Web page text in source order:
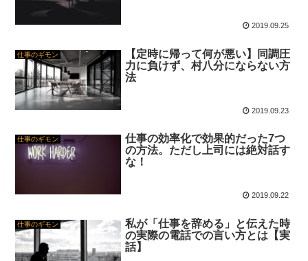
2019.09.25
仕事のギモン
【定時に帰って何が悪い】同調圧
力に負けず、村八分にならない方
法
2019.09.23
仕事のギモン
仕事の効率化で効果的だった7つ
の方法。ただし上司には絶対話す
な！
2019.09.22
仕事のギモン
私が「仕事を辞める」と伝えた時
の実際の電話での言い方とは【実
話】